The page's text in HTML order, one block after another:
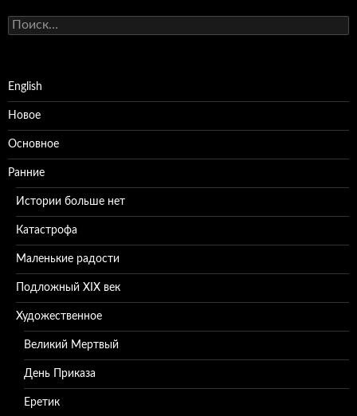
Найти:
English
Новое
Основное
Ранние
Истории больше нет
Катастрофа
Маленькие радости
Подложный XIX век
Художественное
Великий Мертвый
День Приказа
Еретик